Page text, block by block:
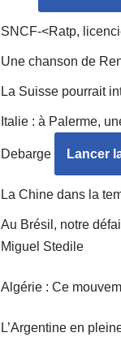
SNCF-<Ratp,
Une chanson de
La Suisse pourrait
Italie : à Palerme,
Debarge Lancer
La Chine dans la
Au Brésil, notre
Miguel Stedile
Algérie : Ce
L’Argentine en